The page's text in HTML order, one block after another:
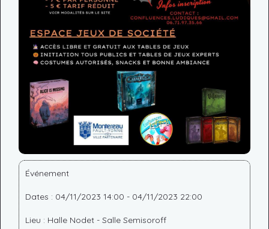
Événement
Dates : 04/11/2023 14:00 - 04/11/2023 22:00
Lieu : Halle Nodet - Salle Semisoroff